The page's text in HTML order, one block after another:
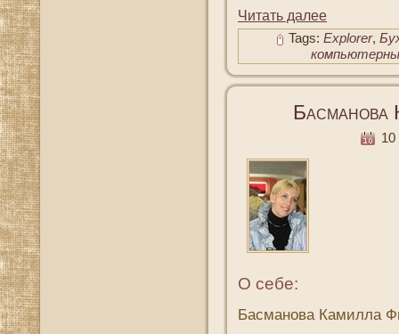
Читать далее
Tags: Explorer,
Басманова
10
О себе:
Басманова Камилла